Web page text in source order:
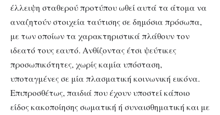
έλλειψη σταθερού προτύπου ωθεί αυτά τα άτομα να
αναζητούν στοιχεία ταύτισης σε δημόσια πρόσωπα,
με των οποίων τα χαρακτηριστικά πλάθουν τον
ιδεατό τους εαυτό. Ανθίζοντας έτσι ψεύτικες
προσωπικότητες, χωρίς καμία υπόσταση,
υποταγμένες σε μία πλασματική κοινωνική εικόνα.
Επιπροσθέτως, παιδιά που έχουν υποστεί κάποιο
είδος κακοποίησης σωματική ή συναισθηματική και με